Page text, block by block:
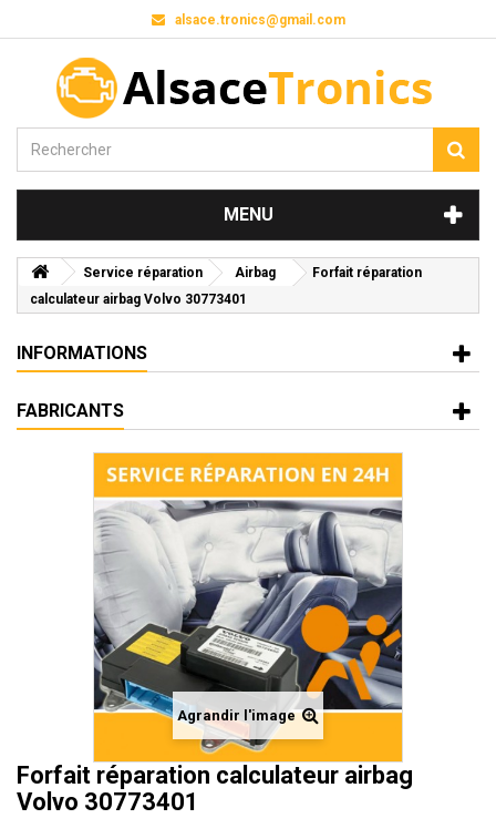
alsace.tronics@gmail.com
MENU
Service réparation Airbag
Forfait réparation
calculateur airbag Volvo 30773401
INFORMATIONS
FABRICANTS
Agrandir l'image
Forfait réparation calculateur airbag
Volvo 30773401